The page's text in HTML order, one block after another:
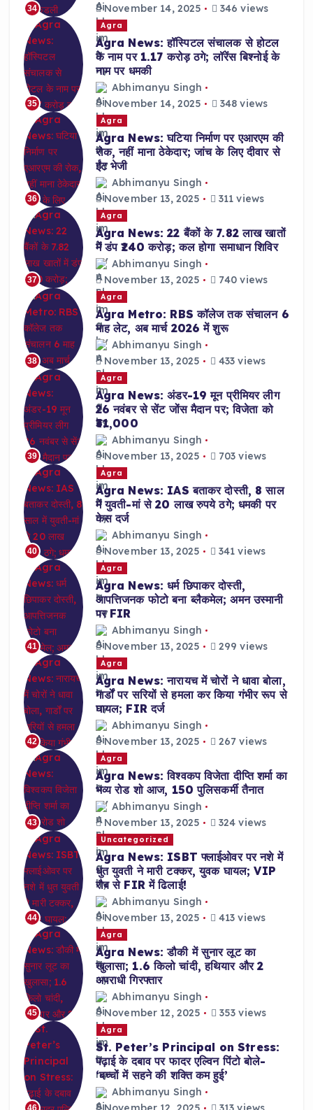
34
November 14, 2025
346 views
35
Agra
Agra News: हॉस्पिटल संचालक से होटल
के नाम पर 1.17 करोड़ ठगे; लॉरेंस बिश्नोई के
नाम पर धमकी
Abhimanyu Singh
November 14, 2025
348 views
36
Agra
Agra News: घटिया निर्माण पर एआरएम की
रोक, नहीं माना ठेकेदार; जांच के लिए दीवार से
ईंट भेजी
Abhimanyu Singh
November 13, 2025
311 views
37
Agra
Agra News: 22 बैंकों के 7.82 लाख खातों
में डंप ₹240 करोड़; कल होगा समाधान शिविर
Abhimanyu Singh
November 13, 2025
740 views
38
Agra
Agra Metro: RBS कॉलेज तक संचालन 6
माह लेट, अब मार्च 2026 में शुरू
Abhimanyu Singh
November 13, 2025
433 views
39
Agra
Agra News: अंडर-19 मून प्रीमियर लीग
26 नवंबर से सेंट जोंस मैदान पर; विजेता को
₹31,000
Abhimanyu Singh
November 13, 2025
703 views
40
Agra
Agra News: IAS बताकर दोस्ती, 8 साल
में युवती-मां से 20 लाख रुपये ठगे; धमकी पर
केस दर्ज
Abhimanyu Singh
November 13, 2025
341 views
41
Agra
Agra News: धर्म छिपाकर दोस्ती,
आपत्तिजनक फोटो बना ब्लैकमेल; अमन उस्मानी
पर FIR
Abhimanyu Singh
November 13, 2025
299 views
42
Agra
Agra News: नारायच में चोरों ने धावा बोला,
गार्डों पर सरियों से हमला कर किया गंभीर रूप से
घायल; FIR दर्ज
Abhimanyu Singh
November 13, 2025
267 views
43
Agra
Agra News: विश्वकप विजेता दीप्ति शर्मा का
भव्य रोड शो आज, 150 पुलिसकर्मी तैनात
Abhimanyu Singh
November 13, 2025
324 views
44
Uncategorized
Agra News: ISBT फ्लाईओवर पर नशे में
धुत युवती ने मारी टक्कर, युवक घायल; VIP
रौब से FIR में ढिलाई!
Abhimanyu Singh
November 13, 2025
413 views
45
Agra
Agra News: डौकी में सुनार लूट का
खुलासा; 1.6 किलो चांदी, हथियार और 2
अपराधी गिरफ्तार
Abhimanyu Singh
November 12, 2025
353 views
Agra
St. Peter’s Principal on Stress:
पढ़ाई के दबाव पर फादर एल्विन पिंटो बोले-
‘बच्चों में सहने की शक्ति कम हुई’
Abhimanyu Singh